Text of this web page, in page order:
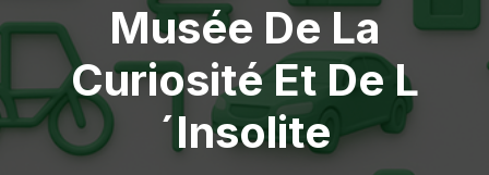
Musée De La
Curiosité Et De L
´Insolite